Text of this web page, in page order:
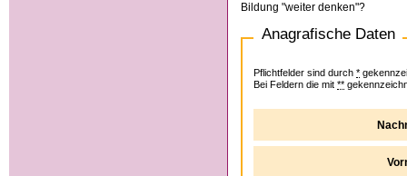
Bildung "weiter denken"?
Anagrafische Daten
Pflichtfelder sind durch*
Bei Feldern die mit**